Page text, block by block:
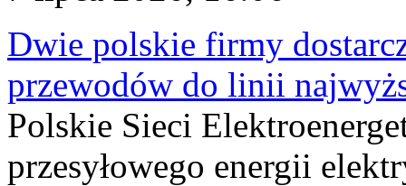
Dwie polskie firmy
przewodów do linii
Polskie Sieci
przesyłowego energii